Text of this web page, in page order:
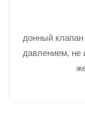
донный
давлением, не